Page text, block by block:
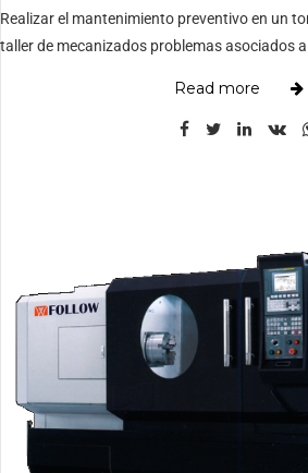
Realizar el mantenimiento preventivo en un
taller de mecanizados problemas asociados
Read more